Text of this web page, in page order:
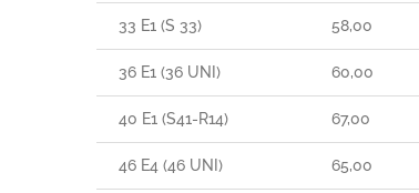
33 E1 (S 33) 58,00
36 E1 (36 UNI) 60,00
40 E1 (S41-R14) 67,00
46 E4 (46 UNI) 65,00